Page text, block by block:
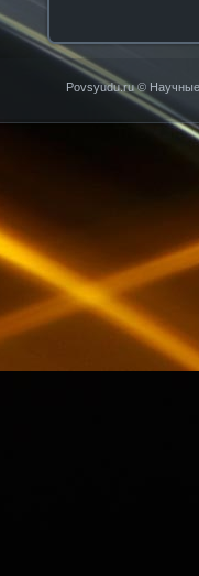
Povsyudu.ru © Научные